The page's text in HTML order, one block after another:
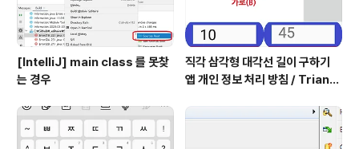
[IntelliJ] main class 를 못찾
는 경우
직각 삼각형 대각선 길이 구하기
앱 개인 정보 처리 방침 / Triangl
cy